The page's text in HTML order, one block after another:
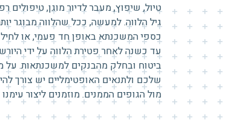
טיול, שיפוץ, מעבר לדיור מוגן, טיפולים
גיל הלווה. למעשה, ככל שהלווה מבוגר
כספי המשכנתא באופן חד פעמי, או
עד כשנה לאחר פטירת הלווה על ידי
ביטוח ובחלק מהבנקים למשכנתאות. על
שלכם ולתנאים האופטימליים יש צורך
מול הגופים הממנים. מוזמנים ליצור